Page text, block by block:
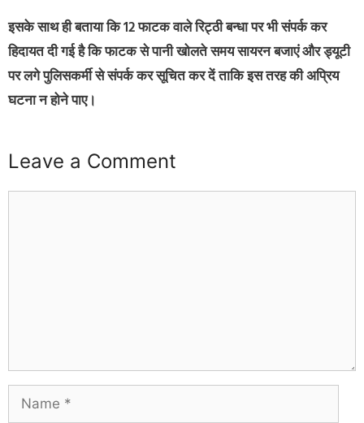
इसके साथ ही बताया कि 12 फाटक वाले रिट्ठी बन्धा पर भी संपर्क कर
हिदायत दी गई है कि फाटक से पानी खोलते समय सायरन बजाएं और ड्यूटी
पर लगे पुलिसकर्मी से संपर्क कर सूचित कर दें ताकि इस तरह की अप्रिय
घटना न होने पाए।
Leave a Comment